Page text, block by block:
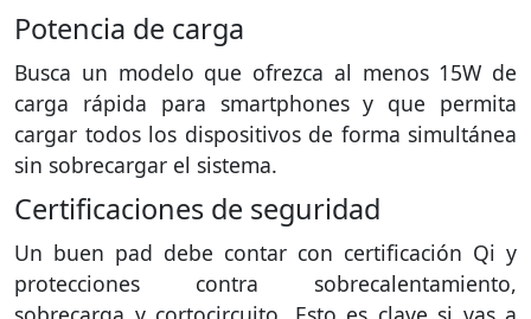
Potencia de carga
Busca un modelo que ofrezca al menos 15W de
carga rápida para smartphones y que permita
cargar todos los dispositivos de forma simultánea
sin sobrecargar el sistema.
Certificaciones de seguridad
Un buen pad debe contar con certificación Qi y
protecciones contra sobrecalentamiento,